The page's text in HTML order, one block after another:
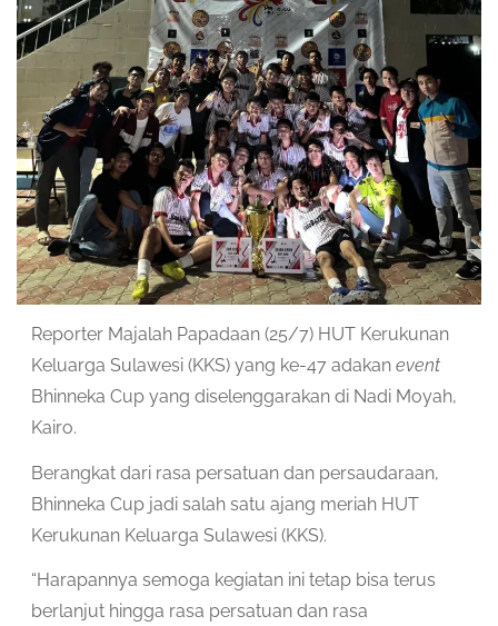
Reporter Majalah Papadaan (25/7) HUT Kerukunan
Keluarga Sulawesi (KKS) yang ke-47 adakan event
Bhinneka Cup yang diselenggarakan di Nadi Moyah,
Kairo.
Berangkat dari rasa persatuan dan persaudaraan,
Bhinneka Cup jadi salah satu ajang meriah HUT
Kerukunan Keluarga Sulawesi (KKS).
“Harapannya semoga kegiatan ini tetap bisa terus
berlanjut hingga rasa persatuan dan rasa